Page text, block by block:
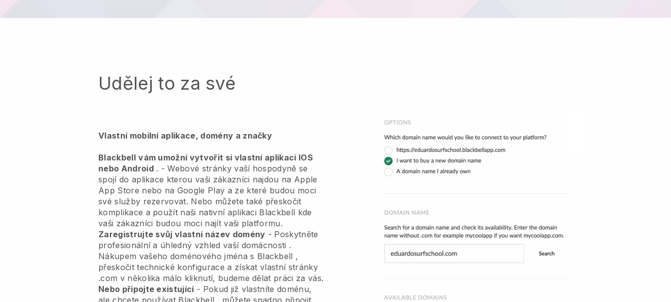
Udělej to za své
Vlastní mobilní aplikace, domény a značky
Blackbell vám umožní vytvořit si vlastní aplikaci IOS
nebo Android. -Webové stránky vaší hospodyně se
spojí do aplikace kterou vaši zákazníci najdou na Apple
App Store nebo na Google Play a ze které budou moci
své služby rezervovat. Nebo můžete také přeskočit
komplikace a použít naši nativní aplikaci Blackbell kde
vaši zákazníci budou moci najít vaši platformu.
Zaregistrujte svůj vlastní název domény - Poskytněte
profesionální a úhledný vzhled vaší domácnosti .
Nákupem vašeho doménového jména s Blackbell ,
přeskočit technické konfigurace a získat vlastní stránky
.com v několika málo kliknutí, budeme dělat práci za vás.
Nebo připojte existující- Pokud již vlastníte doménu,
ale chcete používat Blackbell , můžete snadno připojit